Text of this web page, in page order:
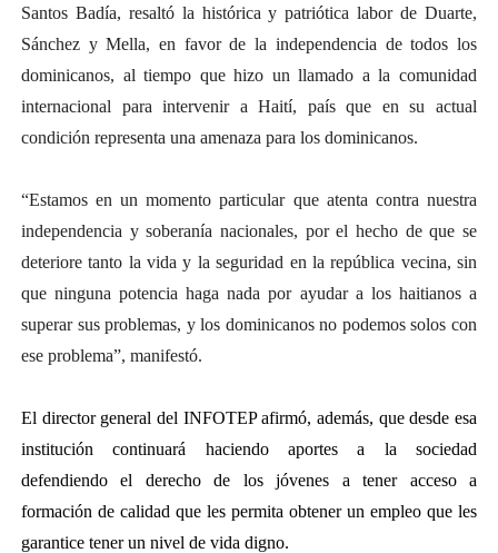
Santos Badía, resaltó la histórica y patriótica labor de Duarte,
Sánchez y Mella, en favor de la independencia de todos los
dominicanos, al tiempo que hizo un llamado a la comunidad
internacional para intervenir a Haití, país que en su actual
condición representa una amenaza para los dominicanos.
“Estamos en un momento particular que atenta contra nuestra
independencia y soberanía nacionales, por el hecho de que se
deteriore tanto la vida y la seguridad en la república vecina, sin
que ninguna potencia haga nada por ayudar a los haitianos a
superar sus problemas, y los dominicanos no podemos solos con
ese problema”, manifestó.
El director general del INFOTEP afirmó, además, que desde esa
institución continuará haciendo aportes a la sociedad
defendiendo el derecho de los jóvenes a tener acceso a
formación de calidad que les permita obtener un empleo que les
garantice tener un nivel de vida digno.